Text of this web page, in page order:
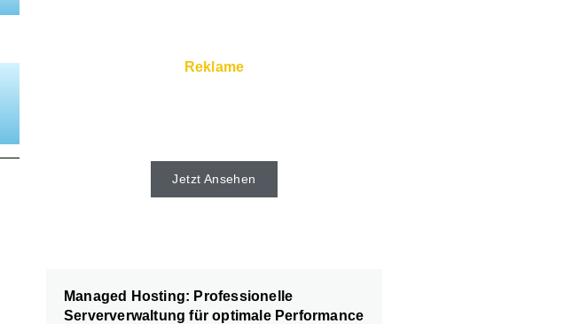
Reklame
Jetzt Ansehen
Managed Hosting: Professionelle
Serververwaltung für optimale Performance